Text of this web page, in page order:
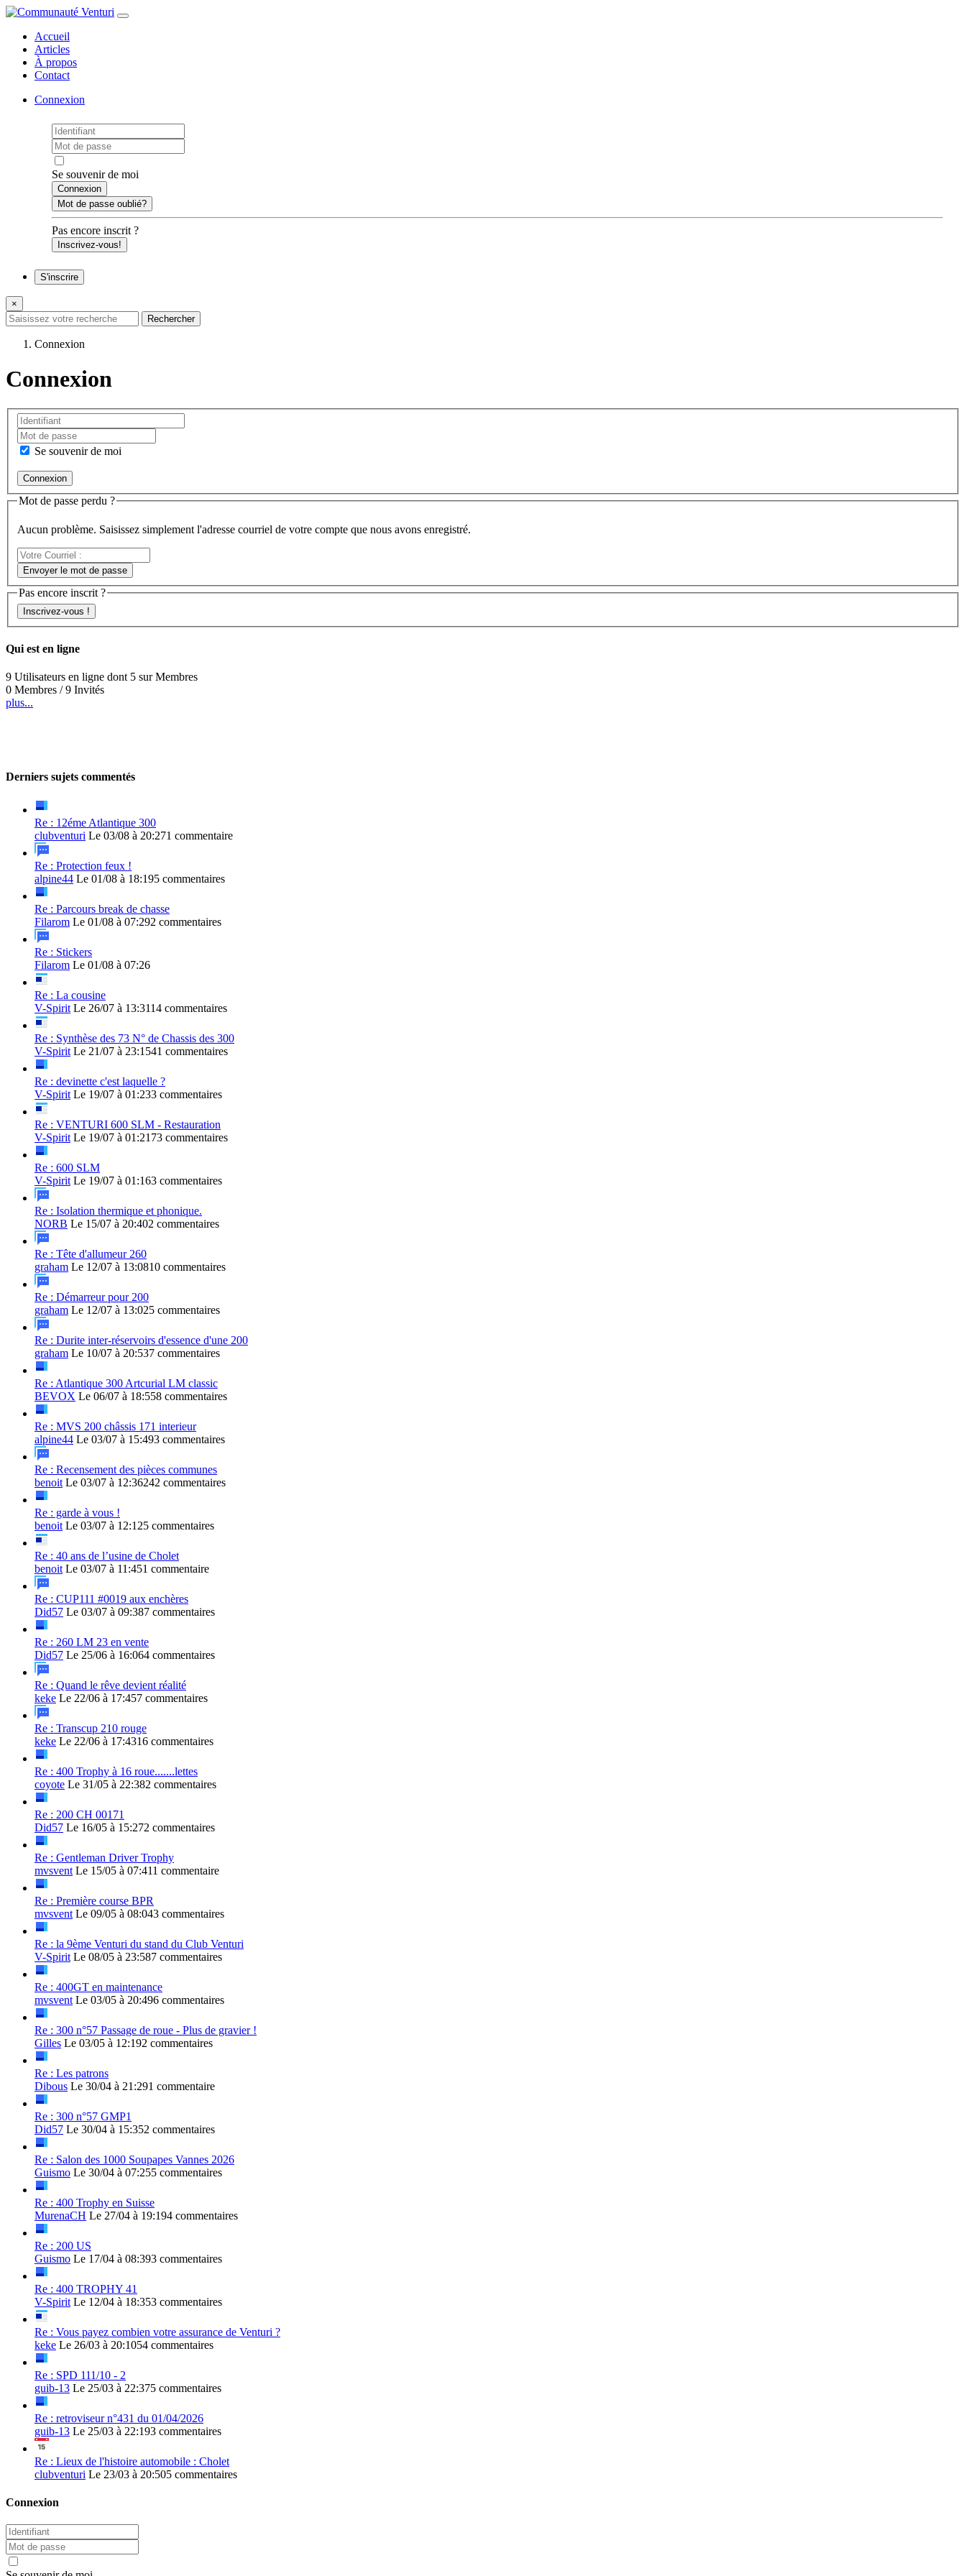
Accueil
Articles
À propos
Contact
Connexion
Se souvenir de moi
Mot de passe oublié?
Pas encore inscrit ?
Inscrivez-vous!
S'inscrire
×
Connexion
Connexion
Se souvenir de moi
Mot de passe perdu ?
Aucun problème. Saisissez simplement l'adresse courriel de votre compte que nous avons enregistré.
Votre
Courriel
:
Envoyer le mot de passe
Pas encore inscrit ?
Inscrivez-vous !
Qui est en ligne
9 Utilisateurs en ligne dont 5 sur Membres
0 Membres / 9 Invités
plus...
Derniers sujets commentés
Re : 12éme Atlantique 300
clubventuri Le 03/08 à 20:271 commentaire
Re : Protection feux !
alpine44 Le 01/08 à 18:195 commentaires
Re : Parcours break de chasse
Filarom Le 01/08 à 07:292 commentaires
Re : Stickers
Filarom Le 01/08 à 07:26
Re : La cousine
V-Spirit Le 26/07 à 13:3114 commentaires
Re : Synthèse des 73 N° de Chassis des 300
V-Spirit Le 21/07 à 23:1541 commentaires
Re : devinette c'est laquelle ?
V-Spirit Le 19/07 à 01:233 commentaires
Re : VENTURI 600 SLM - Restauration
V-Spirit Le 19/07 à 01:21 73 commentaires
Re : 600 SLM
V-Spirit Le 19/07 à 01:163 commentaires
Re : Isolation thermique et phonique.
NORB Le 15/07 à 20:402 commentaires
Re : Tête d'allumeur 260
graham Le 12/07 à 13:0810 commentaires
Re : Démarreur pour 200
graham Le 12/07 à 13:025 commentaires
Re : Durite inter-réservoirs d'essence d'une 200
graham Le 10/07 à 20:537 commentaires
Re : Atlantique 300 Artcurial LM classic
BEVOX Le 06/07 à 18:558 commentaires
Re : MVS 200 châssis 171 interieur
alpine44 Le 03/07 à 15:493 commentaires
Re : Recensement des pièces communes
benoit Le 03/07 à 12:36242 commentaires
Re : garde à vous !
benoit Le 03/07 à 12:125 commentaires
Re : 40 ans de l’usine de Cholet
benoit Le 03/07 à 11:451 commentaire
Re : CUP111 #0019 aux enchères
Did57 Le 03/07 à 09:387 commentaires
Re : 260 LM 23 en vente
Did57 Le 25/06 à 16:064 commentaires
Re : Quand le rêve devient réalité
keke Le 22/06 à 17:457 commentaires
Re : Transcup 210 rouge
keke Le 22/06 à 17:4316 commentaires
Re : 400 Trophy à 16 roue.......lettes
coyote Le 31/05 à 22:382 commentaires
Re : 200 CH 00171
Did57 Le 16/05 à 15:272 commentaires
Re : Gentleman Driver Trophy
mvsvent Le 15/05 à 07:411 commentaire
Re : Première course BPR
mvsvent Le 09/05 à 08:043 commentaires
Re : la 9ème Venturi du stand du Club Venturi
V-Spirit Le 08/05 à 23:587 commentaires
Re : 400GT en maintenance
mvsvent Le 03/05 à 20:496 commentaires
Re : 300 n°57 Passage de roue - Plus de gravier !
Gilles Le 03/05 à 12:192 commentaires
Re : Les patrons
Dibous Le 30/04 à 21:291 commentaire
Re : 300 n°57 GMP1
Did57 Le 30/04 à 15:352 commentaires
Re : Salon des 1000 Soupapes Vannes 2026
Guismo Le 30/04 à 07:255 commentaires
Re : 400 Trophy en Suisse
MurenaCH Le 27/04 à 19:194 commentaires
Re : 200 US
Guismo Le 17/04 à 08:393 commentaires
Re : 400 TROPHY 41
V-Spirit Le 12/04 à 18:353 commentaires
Re : Vous payez combien votre assurance de Venturi ?
keke Le 26/03 à 20:1054 commentaires
Re : SPD 111/10 - 2
guib-13 Le 25/03 à 22:375 commentaires
Re : retroviseur n°431 du 01/04/2026
guib-13 Le 25/03 à 22:193 commentaires
Re : Lieux de l'histoire automobile : Cholet
clubventuri Le 23/03 à 20:505 commentaires
Connexion